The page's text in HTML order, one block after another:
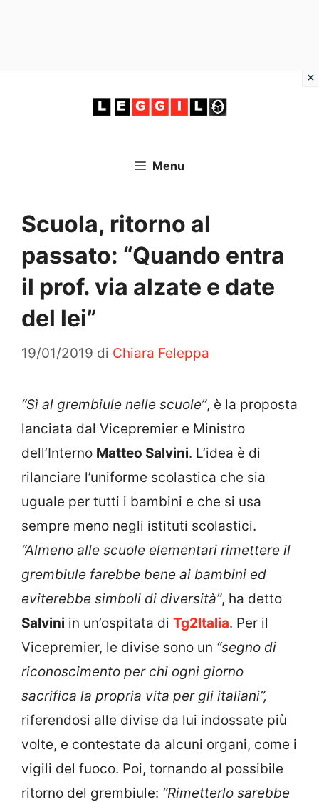
Menu
Scuola, ritorno al
passato: “Quando entra
il prof. via alzate e date
del lei”
19/01/2019 di Chiara Feleppa
“Sì al grembiule nelle scuole”, è la proposta
lanciata dal Vicepremier e Ministro
dell’Interno Matteo Salvini. L’idea è di
rilanciare l’uniforme scolastica che sia
uguale per tutti i bambini e che si usa
sempre meno negli istituti scolastici.
“Almeno alle scuole elementari rimettere il
grembiule farebbe bene ai bambini ed
eviterebbe simboli di diversità”, ha detto
Salvini in un’ospitata di Tg2Italia. Per il
Vicepremier, le divise sono un “segno di
riconoscimento per chi ogni giorno
sacrifica la propria vita per gli italiani”,
riferendosi alle divise da lui indossate più
volte, e contestate da alcuni organi, come i
vigili del fuoco. Poi, tornando al possibile
ritorno del grembiule: “Rimetterlo sarebbe